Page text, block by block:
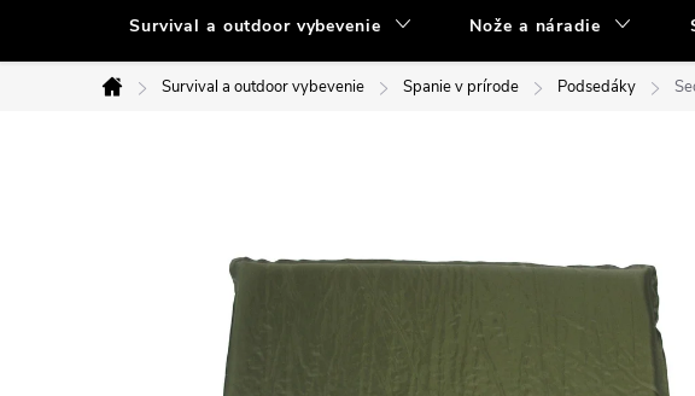
Survival a outdoor vybevenie Nože a náradie
Domov
Survival a outdoor vybevenie Spanie v prírode Podsedáky